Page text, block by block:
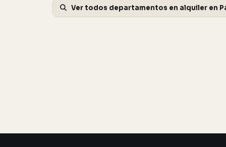
Ver todos departamentos en alquiler en